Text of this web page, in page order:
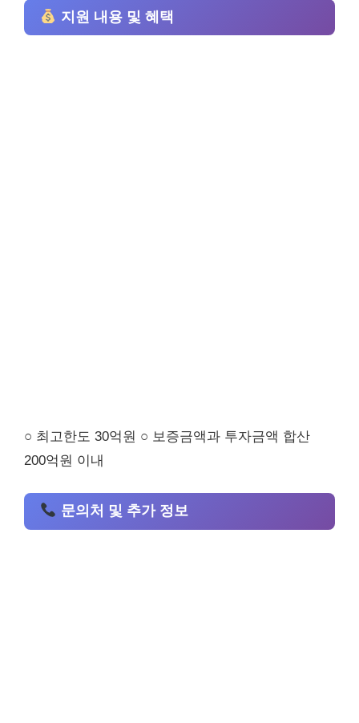
지원 내용 및 혜택
○ 최고한도 30억원 ○ 보증금액과 투자금액 합산
200억원 이내
문의처 및 추가 정보